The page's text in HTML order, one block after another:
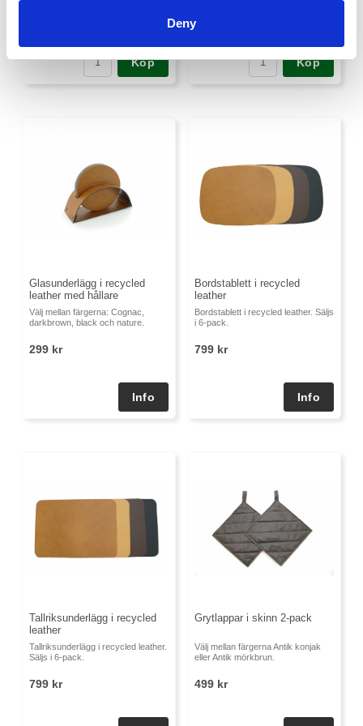
Deny
Köp Köp
Glasunderlägg i recycled
leather med hållare
Välj mellan färgerna: Cognac,
darkbrown, black och nature.
299 kr
Bordstablett i recycled
leather
Bordstablett i recycled leather. Säljs
i 6-pack.
799 kr
Tallriksunderlägg i recycled
leather
Tallriksunderlägg i recycled leather.
Säljs i 6-pack.
799 kr
Grytlappar i skinn 2-pack
Välj mellan färgerna Antik konjak
eller Antik mörkbrun.
499 kr